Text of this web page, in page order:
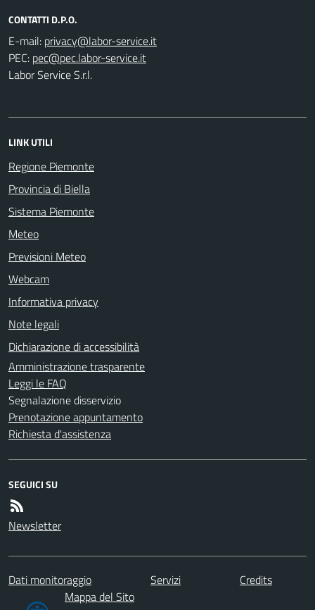
CONTATTI D.P.O.
E-mail:
PEC:
Labor Service S.r.l.
LINK UTILI
Regione Piemonte
Provincia di Biella
Sistema Piemonte
Meteo
Previsioni Meteo
Webcam
Informativa privacy
Note legali
Dichiarazione di accessibilità
Amministrazione trasparente
Leggi le FAQ
Segnalazione disservizio
Prenotazione appuntamento
Richiesta d'assistenza
SEGUICI SU
Newsletter
Dati monitoraggio Servizi
Credits
Mappa del Sito